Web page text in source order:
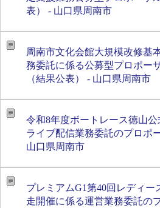
表） - 山口県周南市
周南市文化会館大規模改修基
務委託に係る公募型プロポー
（結果公表） - 山口県周南市
令和8年度ボートレース徳山公
ライブ配信業務委託のプロポ
山口県周南市
プレミアムG1第40回レディー
走開催に係る運営業務委託の